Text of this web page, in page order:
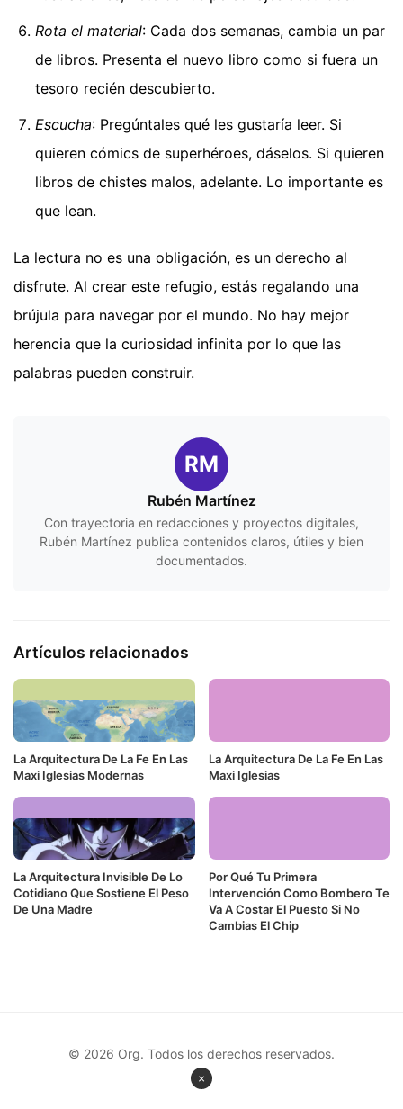
Rota el material: Cada dos semanas, cambia un par
de libros. Presenta el nuevo libro como si fuera un
tesoro recién descubierto.
Escucha: Pregúntales qué les gustaría leer. Si
quieren cómics de superhéroes, dáselos. Si quieren
libros de chistes malos, adelante. Lo importante es
que lean.
La lectura no es una obligación, es un derecho al
disfrute. Al crear este refugio, estás regalando una
brújula para navegar por el mundo. No hay mejor
herencia que la curiosidad infinita por lo que las
palabras pueden construir.
RM
Rubén Martínez
Con trayectoria en redacciones y proyectos digitales,
Rubén Martínez publica contenidos claros, útiles y bien
documentados.
Artículos relacionados
La Arquitectura De La Fe En Las
Maxi Iglesias Modernas
La Arquitectura De La Fe En Las
Maxi Iglesias
La Arquitectura Invisible De Lo
Cotidiano Que Sostiene El Peso
De Una Madre
Por Qué Tu Primera
Intervención Como Bombero Te
Va A Costar El Puesto Si No
Cambias El Chip
×
© 2026 Org. Todos los derechos reservados.